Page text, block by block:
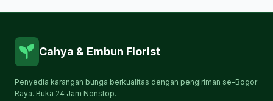
Cahya & Embun Florist
Penyedia karangan bunga berkualitas dengan pengiriman se-Bogor
Raya. Buka 24 Jam Nonstop.